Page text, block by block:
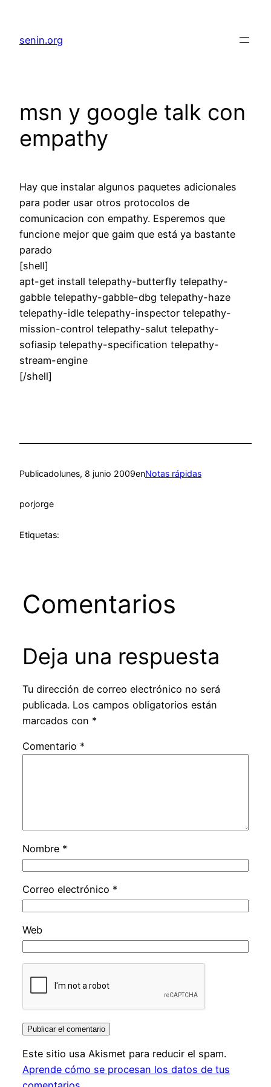
senin.org
msn y google talk con
empathy
Hay que instalar algunos paquetes adicionales
para poder usar otros protocolos de
comunicacion con empathy. Esperemos que
funcione mejor que gaim que está ya bastante
parado
[shell]
apt-get install telepathy-butterfly telepathy-
gabble telepathy-gabble-dbg telepathy-haze
telepathy-idle telepathy-inspector telepathy-
mission-control telepathy-salut telepathy-
sofiasip telepathy-specification telepathy-
stream-engine
[/shell]
Publicadolunes, 8 junio 2009enNotas rápidas
porjorge
Etiquetas:
Comentarios
Deja una respuesta
Tu dirección de correo electrónico no será
publicada. Los campos obligatorios están
marcados con *
Comentario *
Nombre *
Correo electrónico *
Web
Este sitio usa Akismet para reducir el spam.
Aprende cómo se procesan los datos de tus